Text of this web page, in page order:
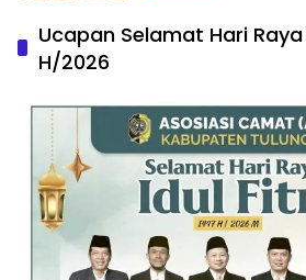
Ucapan Selamat Hari Raya
H/2026